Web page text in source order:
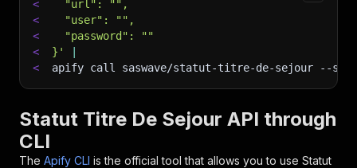
<
  "url": "",
<
  "user": "",
<
  "password": ""
<
}'
<
apify call saswave/statut-titre-de-sejour --
Statut Titre De Sejour API through
CLI
The Apify CLI is the official tool that allows you to use Statut